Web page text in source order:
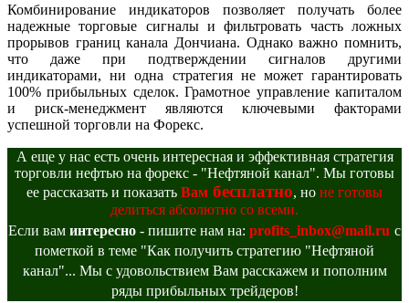
Комбинирование индикаторов позволяет получать более
надежные торговые сигналы и фильтровать часть ложных
прорывов границ канала Дончиана. Однако важно помнить,
что даже при подтверждении сигналов другими
индикаторами, ни одна стратегия не может гарантировать
100% прибыльных сделок. Грамотное управление капиталом
и риск-менеджмент являются ключевыми факторами
успешной торговли на Форекс.
А еще у нас есть очень интересная и эффективная стратегия
торговли нефтью на форекс - "Нефтяной канал". Мы готовы
ее рассказать и показать Вам бесплатно, но не готовы
делиться абсолютно со всеми.
Если вам интересно - пишите нам на: profits_inbox@mail.ru с
пометкой в теме "Как получить стратегию "Нефтяной
канал"... Мы с удовольствием Вам расскажем и пополним
ряды прибыльных трейдеров!